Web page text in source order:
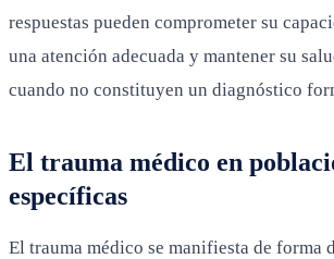
respuestas pueden comprometer su
una atención adecuada y mantener su
cuando no constituyen un diagnóstico
El trauma médico en
específicas
El trauma médico se manifiesta de forma